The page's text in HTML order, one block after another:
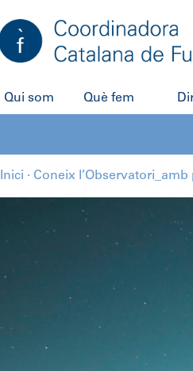
Qui som Què fem
Inici · Coneix l’Observatori_amb